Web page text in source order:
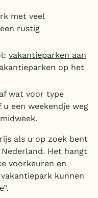
met veel
rustig
vakantieparken aan
op het
wat voor type
een weekendje weg
als u op zoek bent
Het hangt
voorkeuren en
kunnen